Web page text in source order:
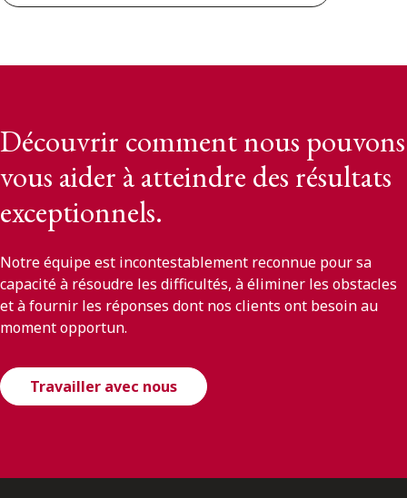
Découvrir comment nous pouvons
vous aider à atteindre des résultats
exceptionnels.
Notre équipe est incontestablement reconnue pour sa
capacité à résoudre les difficultés, à éliminer les obstacles
et à fournir les réponses dont nos clients ont besoin au
moment opportun.
Travailler avec nous